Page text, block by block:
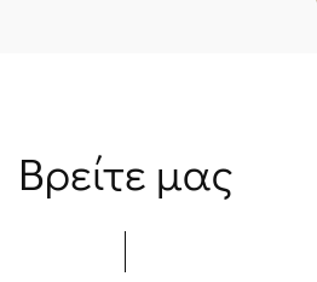
Βρείτε μας